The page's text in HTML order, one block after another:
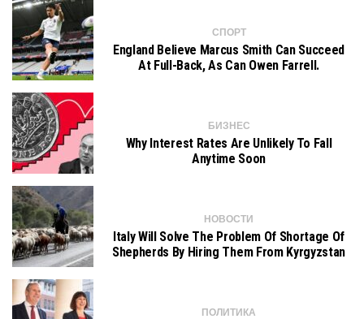
СПОРТ
England Believe Marcus Smith Can Succeed
At Full-Back, As Can Owen Farrell.
БИЗНЕС
Why Interest Rates Are Unlikely To Fall
Anytime Soon
НОВОСТИ
Italy Will Solve The Problem Of Shortage Of
Shepherds By Hiring Them From Kyrgyzstan
ПОЛИТИКА